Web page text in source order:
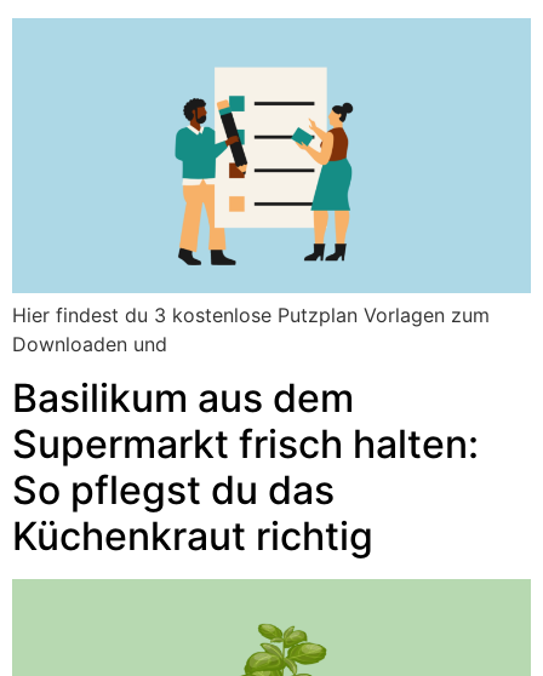
Hier findest du 3 kostenlose Putzplan Vorlagen zum
Downloaden und
Basilikum aus dem
Supermarkt frisch halten:
So pflegst du das
Küchenkraut richtig